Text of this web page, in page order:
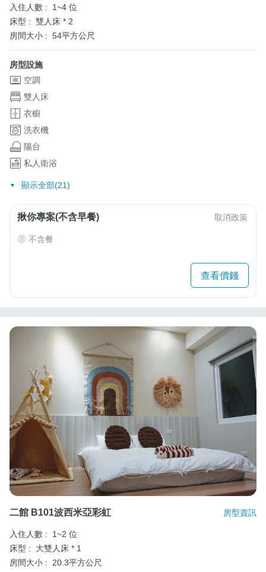
入住人數 :
1~4 位
床型 : 雙人床 * 2
房間大小 : 54平方公尺
房型設施
空調
雙人床
衣櫥
洗衣機
陽台
私人衛浴
顯示全部(21)
揪你專案(不含早餐) 取消政策
不含餐
查看價錢
二館 B101波西米亞彩虹 房型資訊
入住人數 :
1~2 位
床型 :
大雙人床 * 1
房間大小 :
20.3平方公尺